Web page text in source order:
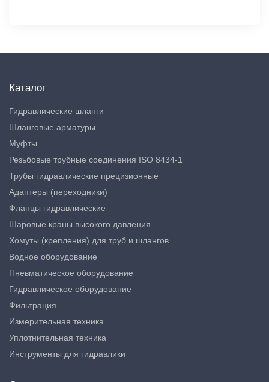
Каталог
Гидравлические шланги
Шланговые арматуры
Муфты
Резьбовые трубные соединения ISO 8434-1
Трубы гидравлические прецизионные
Адаптеры (переходники)
Фланцы гидравлические
Шаровые краны высокого давления
Хомуты (крепления) для труб и шлангов
Водное оборудование
Пневматическое оборудование
Гидравлическое оборудование
Фильтрация
Измерительная техника
Уплотнительная техника
Инструменты для гидравлики